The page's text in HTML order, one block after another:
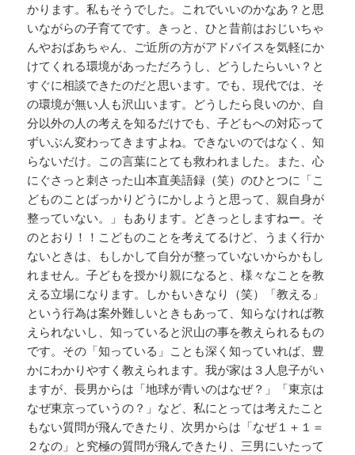
かります。私もそうでした。これでいいのかなあ？と思
いながらの子育てです。きっと、ひと昔前はおじいちゃ
んやおばあちゃん、ご近所の方がアドバイスを気軽にか
けてくれる環境があっただろうし、どうしたらいい？と
すぐに相談できたのだと思います。でも、現代では、そ
の環境が無い人も沢山います。どうしたら良いのか、自
分以外の人の考えを知るだけでも、子どもへの対応って
ずいぶん変わってきますよね。できないのではなく、知
らないだけ。この言葉にとても救われました。また、心
にぐさっと刺さった山本直美語録（笑）のひとつに「こ
どものことばっかりどうにかしようと思って、親自身が
整っていない。」もあります。どきっとしますねー。そ
のとおり！！こどものことを考えてるけど、うまく行か
ないときは、もしかして自分が整っていないからかもし
れません。子どもを授かり親になると、様々なことを教
える立場になります。しかもいきなり（笑）「教える」
という行為は案外難しいときもあって、知らなければ教
えられないし、知っていると沢山の事を教えられるもの
です。その「知っている」ことも深く知っていれば、豊
かにわかりやすく教えられます。我が家は３人息子がい
ますが、長男からは「地球が青いのはなぜ？」「東京は
なぜ東京っていうの？」など、私にとっては考えたこと
もない質問が飛んできたり、次男からは「なぜ１＋１＝
２なの」と究極の質問が飛んできたり、三男にいたって